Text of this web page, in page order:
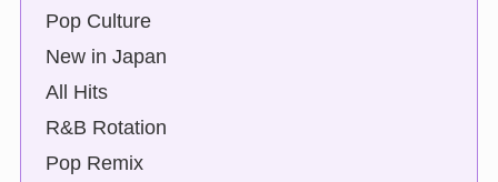
Pop Culture
New in Japan
All Hits
R&B Rotation
Pop Remix